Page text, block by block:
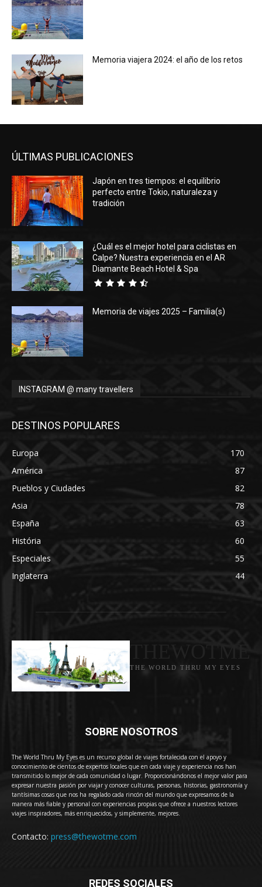
Memoria viajera 2024: el año de los retos
ÚLTIMAS PUBLICACIONES
Japón en tres tiempos: el equilibrio
perfecto entre Tokio, naturaleza y
tradición
¿Cuál es el mejor hotel para ciclistas en
Calpe? Nuestra experiencia en el AR
Diamante Beach Hotel & Spa
Memoria de viajes 2025 – Familia(s)
INSTAGRAM @ many travellers
DESTINOS POPULARES
Europa
170
América
87
Pueblos y Ciudades
82
Asia
78
España
63
História
60
Especiales
55
Inglaterra
44
THE WORLD THRU MY EYES
SOBRE NOSOTROS
The World Thru My Eyes es un recurso global de viajes fortalecida con el apoyo y
conocimiento de cientos de expertos locales que en cada viaje y experiencia nos han
transmitido lo mejor de cada comunidad o lugar. Proporcionándonos el mejor valor para
expresar nuestra pasión por viajar y conocer culturas, personas, historias, gastronomía y
tantísimas cosas que nos ha regalado cada rincón del mundo que expresamos de la
manera más fiable y personal con experiencias propias que ofrece a nuestros lectores
viajes inspiradores, más enriquecidos, y simplemente, mejores.
Contacto: press@thewotme.com
REDES SOCIALES